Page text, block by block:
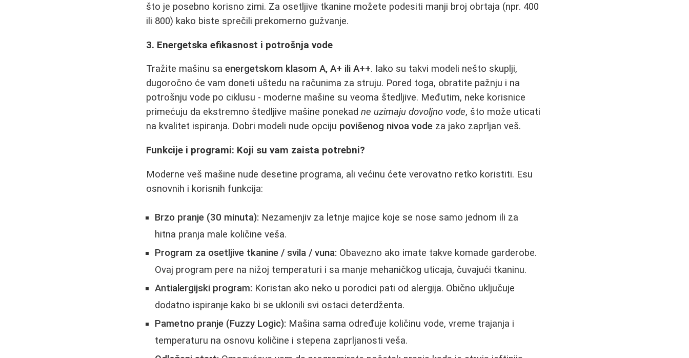
što je posebno korisno zimi. Za osetljive tkanine možete podesiti manji broj obrtaja (npr. 400
ili 800) kako biste sprečili prekomerno gužvanje.
3. Energetska efikasnost i potrošnja vode
Tražite mašinu saenergetskom klasom A, A+ ili A++. Iako su takvi modeli nešto skuplji,
dugoročno će vam doneti uštedu na računima za struju. Pored toga, obratite pažnju i na
potrošnju vode po ciklusu - moderne mašine su veoma štedljive. Međutim, neke korisnice
primećuju da ekstremno štedljive mašine ponekadne uzimaju dovoljno vode, što može uticati
na kvalitet ispiranja. Dobri modeli nude opciju povišenog nivoa vode za jako zaprljan veš.
Funkcije i programi: Koji su vam zaista potrebni?
Moderne veš mašine nude desetine programa, ali većinu ćete verovatno retko koristiti. Esu
osnovnih i korisnih funkcija:
Brzo pranje (30 minuta): Nezamenjiv za letnje majice koje se nose samo jednom ili za
hitna pranja male količine veša.
Program za osetljive tkanine / svila / vuna: Obavezno ako imate takve komade garderobe.
Ovaj program pere na nižoj temperaturi i sa manje mehaničkog uticaja, čuvajući tkaninu.
Antialergijski program: Koristan ako neko u porodici pati od alergija. Obično uključuje
dodatno ispiranje kako bi se uklonili svi ostaci deterdženta.
Pametno pranje (Fuzzy Logic): Mašina sama određuje količinu vode, vreme trajanja i
temperaturu na osnovu količine i stepena zaprljanosti veša.